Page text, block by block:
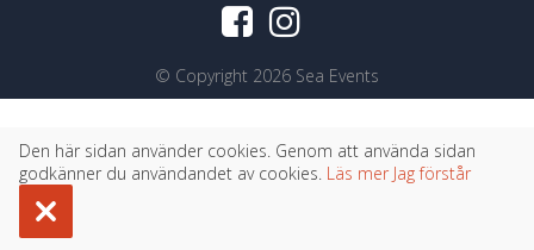
© Copyright 2026 Sea Events
Den här sidan använder cookies. Genom att använda sidan
godkänner du användandet av cookies. Läs mer Jag förstår